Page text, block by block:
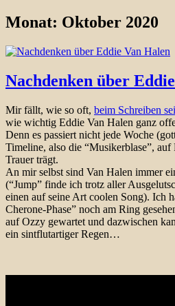
Monat: Oktober 2020
Nachdenken über
Mir fällt, wie so oft, beim Schreiben
wie wichtig Eddie Van Halen ganz
Denn es passiert nicht jede Woche
Timeline, also die “Musikerblase”, auf
Trauer trägt.
An mir selbst sind Van Halen immer
(“Jump” finde ich trotz aller
einen auf seine Art coolen Song). Ich
Cherone-Phase” noch am Ring
auf Ozzy gewartet und dazwischen
ein sintflutartiger Regen…